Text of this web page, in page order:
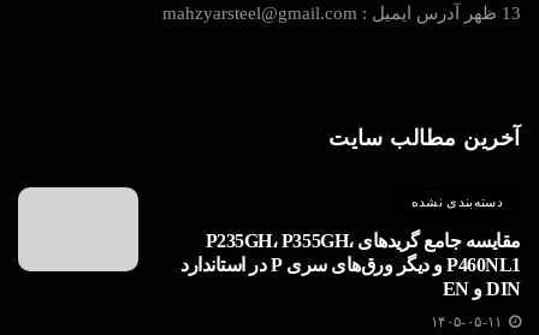
13 ظهر آدرس ایمیل : mahzyarsteel@gmail.com
آخرین مطالب سایت
دسته‌بندی نشده
مقایسه جامع گریدهای P235GH، P355GH،
P460NL1 و دیگر ورق‌های سری P در استاندارد
DIN و EN
۱۴۰۵-۰۵-۱۱